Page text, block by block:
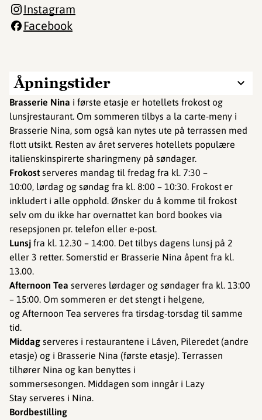
Åpningstider
Brasserie Nina i første etasje er hotellets frokost og
lunsjrestaurant. Om sommeren tilbys a la carte-meny i
Brasserie Nina, som også kan nytes ute på terrassen med
flott utsikt. Resten av året serveres hotellets populære
italienskinspirerte sharingmeny på søndager.
Frokost serveres mandag til fredag fra kl. 7:30 –
10:00, lørdag og søndag fra kl. 8:00 – 10:30. Frokost er
inkludert i alle opphold. Ønsker du å komme til frokost
selv om du ikke har overnattet kan bord bookes via
resepsjonen pr. telefon eller e-post.
Lunsj fra kl. 12.30 – 14:00. Det tilbys dagens lunsj på 2
eller 3 retter. Somerstid er Brasserie Nina åpent fra kl.
13.00.
Afternoon Tea serveres lørdager og søndager fra kl. 13:00
– 15:00. Om sommeren er det stengt i helgene,
og Afternoon Tea serveres fra tirsdag-torsdag til samme
tid.
Middag serveres i restaurantene i Låven, Pileredet (andre
etasje) og i Brasserie Nina (første etasje). Terrassen
tilhører Nina og kan benyttes i
sommersesongen. Middagen som inngår i Lazy
Stay serveres i Nina.
Bordbestilling
Instagram
Facebook